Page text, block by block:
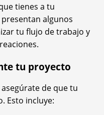
tienes a tu
algunos
tu flujo de trabajo y
tu proyecto
de que tu
Esto incluye: